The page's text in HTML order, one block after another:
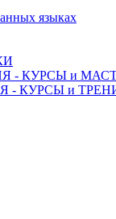
языках
- КУРСЫ и
- КУРСЫ и